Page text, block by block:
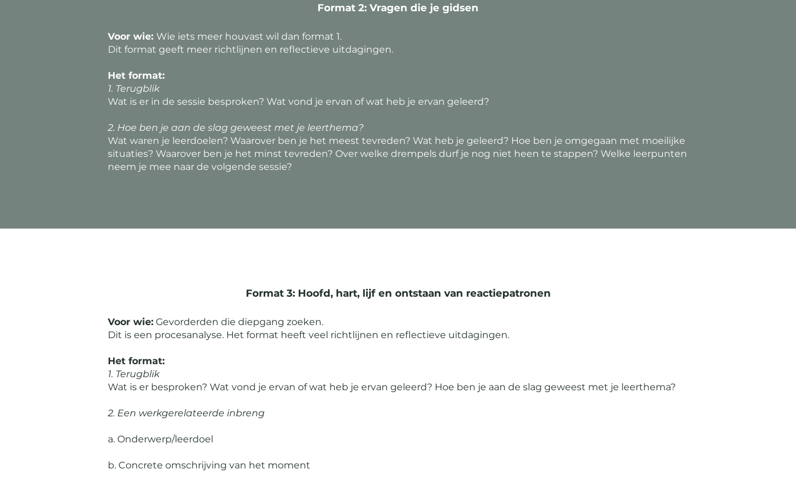
Format 2: Vragen die je gidsen
Voor wie: Wie iets meer houvast wil dan format 1.
Dit format geeft meer richtlijnen en reflectieve uitdagingen.
Het format:
1. Terugblik
Wat is er in de sessie besproken? Wat vond je ervan of wat heb je ervan geleerd?
2. Hoe ben je aan de slag geweest met je leerthema?
Wat waren je leerdoelen? Waarover ben je het meest tevreden? Wat heb je geleerd? Hoe ben je omgegaan met moeilijke
situaties? Waarover ben je het minst tevreden? Over welke drempels durf je nog niet heen te stappen? Welke leerpunten
neem je mee naar de volgende sessie?
Format 3: Hoofd, hart, lijf en ontstaan van reactiepatronen
Voor wie: Gevorderden die diepgang zoeken.
Dit is een procesanalyse. Het format heeft veel richtlijnen en reflectieve uitdagingen.
Het format:
1. Terugblik
Wat is er besproken? Wat vond je ervan of wat heb je ervan geleerd? Hoe ben je aan de slag geweest met je leerthema?
2. Een werkgerelateerde inbreng
a. Onderwerp/leerdoel
b. Concrete omschrijving van het moment